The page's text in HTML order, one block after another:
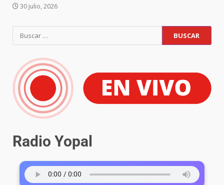
30 julio, 2026
Radio Yopal